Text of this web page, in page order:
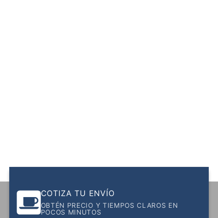
COTIZA TU ENVÍO
OBTÉN PRECIO Y TIEMPOS CLAROS EN
POCOS MINUTOS